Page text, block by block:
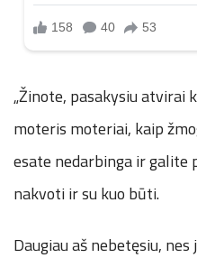
„Žinote, pasakysiu atvirai
moteris moteriai, kaip
esate nedarbinga ir
nakvoti ir su kuo būti.
Daugiau aš nebetęsiu,